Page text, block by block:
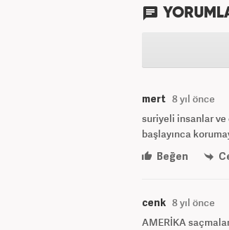
mert 8 yıl önce
suriyeli insanlar
başlayınca
Beğen
cenk 8 yıl önce
AMERİKA